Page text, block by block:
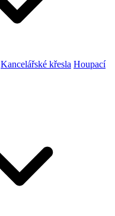
Kancelářské křesla Houpací